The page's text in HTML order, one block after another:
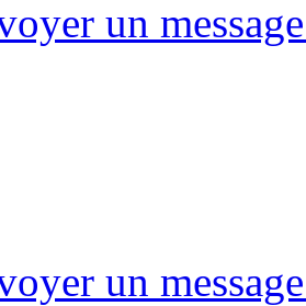
un
un